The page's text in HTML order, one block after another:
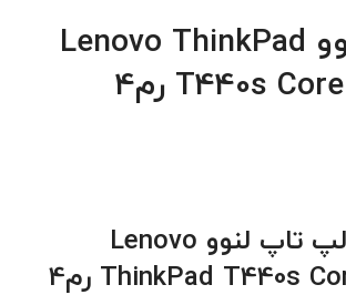
لپ تاپ لنوو Lenovo ThinkPad
T440s رم4
لپ تاپ لنوو Lenovo
ThinkPad T440s رم4